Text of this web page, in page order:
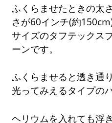
ふくらませたときの太
さが60インチ(約
サイズのタフテックス
ーンです。
ふくらませると透き通
光ってみえるタイプの
ヘリウムを入れても浮